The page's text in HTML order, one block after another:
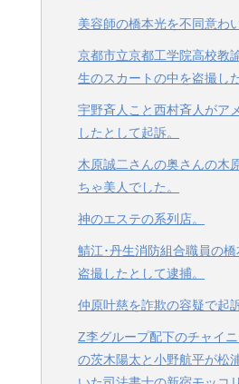
美容師の橋本光を不同意わ
京都市立京都工学院高校教
生のスカートの中を盗撮し
宇野斉人こと西村斉人がア
したとして起訴。
木原誠二さんの奥さんの木
ちゃ美人でした。
神のエステの系列店。
鯖江･丹生消防組合職員の
盗撮したとして逮捕。
仲原叶慈を詐欺の容疑で起
Z李グループ配下のチャイ
の茨木陽太と小野航平が松